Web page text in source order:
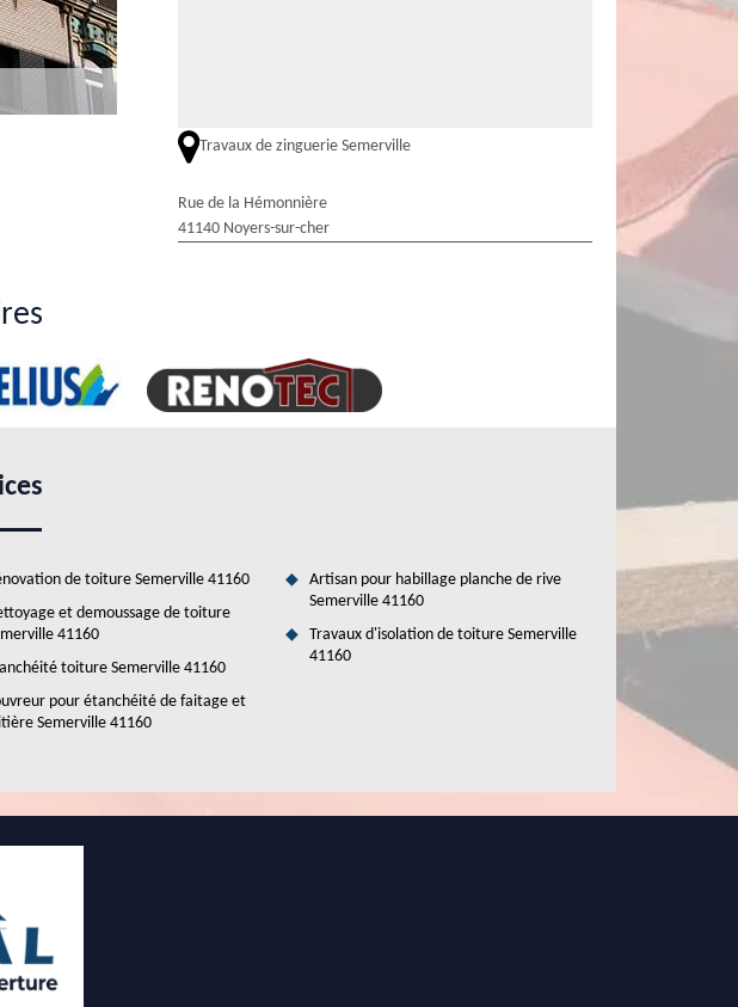
des toits. En
le service d'un
qui connait
le 41160 et
de solliciter le
qui a la
à tous.
Travaux de zinguerie Semerville
Rue de la Hémonnière
41140 Noyers-sur-cher
de toiture Semerville 41160
et demoussage de toiture
41160
toiture Semerville 41160
pour étanchéité de faitage et
Semerville 41160
Artisan pour habillage planche de rive
Semerville 41160
Travaux d'isolation de toiture Semerville
41160